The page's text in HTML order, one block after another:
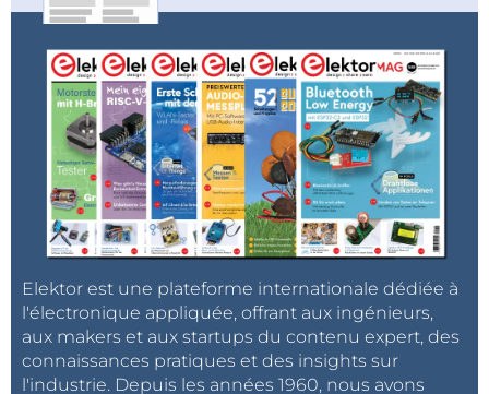
Elektor est une plateforme internationale dédiée à
l'électronique appliquée, offrant aux ingénieurs,
aux makers et aux startups du contenu expert, des
connaissances pratiques et des insights sur
l'industrie. Depuis les années 1960, nous avons